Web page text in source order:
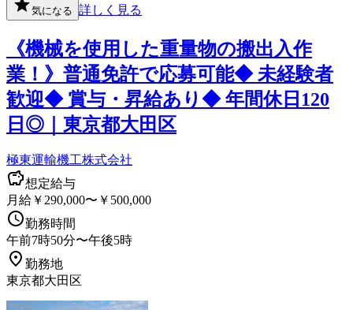
気になる 詳しく見る
《機械を使用した重量物の搬出入作
業！》普通免許で応募可能◆ 未経験者
歓迎◆ 賞与・昇給あり◆ 年間休日120
日◎｜東京都大田区
極東運輸機工株式会社
想定給与
月給￥290,000〜￥500,000
勤務時間
午前7時50分〜午後5時
勤務地
東京都大田区